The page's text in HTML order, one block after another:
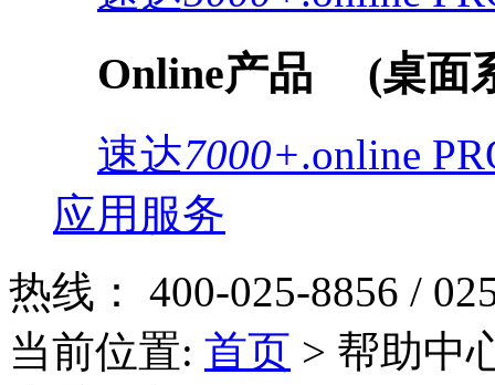
Online产品 (桌面
速达7000+.online
应用服务
热线： 400-025-8856 /
当前位置: 首页 > 帮助中